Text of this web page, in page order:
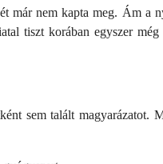
már nem kapta meg. Ám a
tiszt korában egyszer
sem talált magyarázatot.